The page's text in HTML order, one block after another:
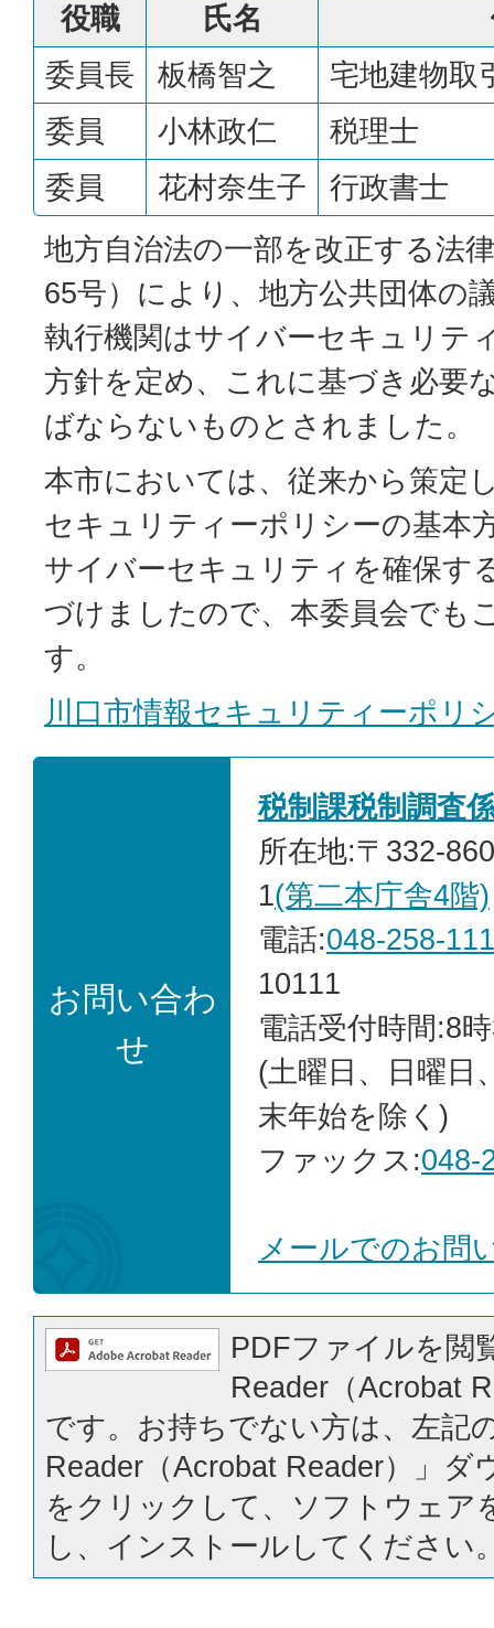
役職
氏名
委員長
板橋智之
宅地建物取
委員
小林政仁
税理士
委員
花村奈生子
行政書士
地方自治法の一部を改正する法
65号）により、地方公共団体の
執行機関はサイバーセキュリテ
方針を定め、これに基づき必要
ばならないものとされました。
本市においては、従来から策定
セキュリティーポリシーの基本
サイバーセキュリティを確保す
づけましたので、本委員会でも
す。
川口市情報セキュリティーポリ
お問い合わ
せ
税制課税制調査
所在地:〒332-
1(第二本庁舎4階)
電話:048-258-
10111
電話受付時間:8
(土曜日、日曜日
末年始を除く)
ファックス:048-
メールでのお問
PDFファイルを閲
Reader（Acrobat
です。お持ちでない方は、左記
Reader（Acrobat Reader）」ダ
をクリックして、ソフトウェア
し、インストールしてください